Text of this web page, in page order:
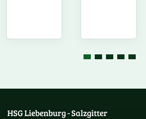
HSG Liebenburg - Salzgitter